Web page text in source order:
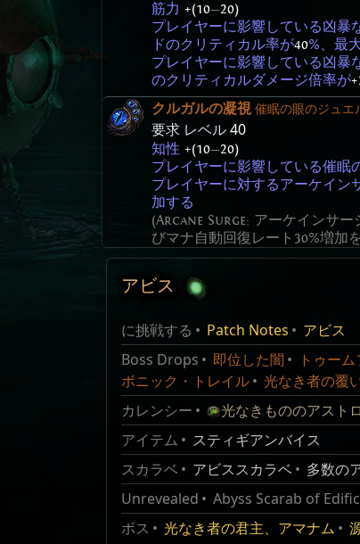
筋力 +(10—20)
プレイヤーに影響している凶暴
ドのクリティカル率が40%、最
プレイヤーに影響している凶暴
のクリティカルダメージ倍率が
クルガルの凝視 催眠の眼のジュエ
要求 レベル40
知性 +(10—20)
プレイヤーに影響している催眠
プレイヤーに対するアーケイン
加する
(Arcane Surge: アーケインサー
びマナ自動回復レート30%増加
凶暴な眼のジュエル
催眠の眼のジュエル
集合体の眼のジュエル
アビスジュエル
最大ライフ
14 1 アタックダメージの#%をライフ
混沌耐性+#%
グローバルクリティカル率が#%増
グローバルクリティカルダメージ
グローバルクリティカルダメージ
アタックスキルの物理ダメージが#
スペルスキルの物理ダメージが
134 1 最大マナ+#
メイスまたはセプターのクリティ
斧のクリティカルダメージ倍率+#
剣のクリティカルダメージ倍率+#
名前
ル
Domain Pre/Suf
奈落
の
68 MapRelic
サフィッ
ス
奈落
68 MapRelic
サフィッ
ス
奈落
の
68 MapRelic
サフィッ
ス
Abyss Jewel
Abyss Jewels are a class of jewels
needed] in Abyssal Depths.
By default there is 10% chance to
Abyss Jewel and other non-Abyss
Mechanics
Abyss Jewels are functionally
Abyss Jewels can be socketed to
アビス
に挑戦する Patch Notes
アビス
Boss Drops
即位した闇 トゥー
ボニック・トレイル
光なき者の覆
カレンシー
光なきもののアスト
アイテム
スティギアンバイス
スカラベ
アビススカラベ 多数の
Unrevealed
Abyss Scarab of
ボス
光なき者の君主、アマナム